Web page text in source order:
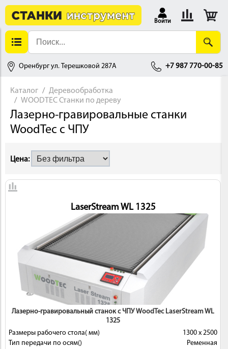
Войти
Оренбург ул. Терешковой 287А +7 987 770-00-85
ИНСТРУМЕНТ
Каталог
Деревообработка
WOODTEC Станки по дереву
Лазерно-гравировальные станки
WoodTec с ЧПУ
Цена:
LaserStream WL 1325
Лазерно-гравировальный станок с ЧПУ WoodTec LaserStream WL
1325
Размеры рабочего стола( мм)
1300 х 2500
Тип передачи по осям()
Ременная